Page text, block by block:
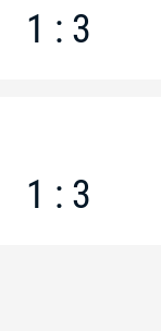
1 : 3
1 : 3